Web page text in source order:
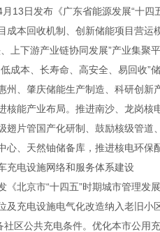
日发布《广东省能源发展“十四
成本回收机制、创新储能项目营
上下游产业链协同发展”产业集
成本、长寿命、高安全、易回收
州、肇庆储能生产制造、科研创新
能产业布局。推进南沙、龙岗核
翅片管国产化研制、鼓励核级管
心、天然铀储备库，推进核电环保
电设施网络和服务体系建设
北京市“十四五”时期城市管理发
及充电设施电气化改造纳入老旧
社区公共充电条件。优化本市公